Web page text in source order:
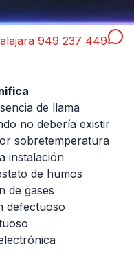
949 237 449
de llama
no debería existir
sobretemperatura
instalación
de humos
de gases
defectuoso